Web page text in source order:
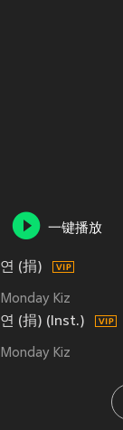
一键播放
연 (捐)
Monday Kiz
연 (捐) (Inst.)
Monday Kiz